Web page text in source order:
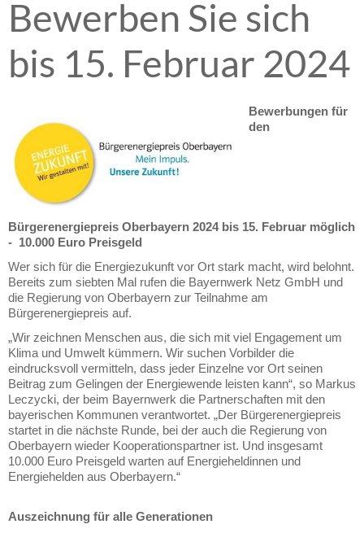
Bewerben Sie sich
bis 15. Februar 2024
Bewerbungen für
den
Bürgerenergiepreis Oberbayern 2024 bis 15. Februar möglich
- 10.000 Euro Preisgeld
Wer sich für die Energiezukunft vor Ort stark macht, wird belohnt.
Bereits zum siebten Mal rufen die Bayernwerk Netz GmbH und
die Regierung von Oberbayern zur Teilnahme am
Bürgerenergiepreis auf.
„Wir zeichnen Menschen aus, die sich mit viel Engagement um
Klima und Umwelt kümmern. Wir suchen Vorbilder die
eindrucksvoll vermitteln, dass jeder Einzelne vor Ort seinen
Beitrag zum Gelingen der Energiewende leisten kann“, so Markus
Leczycki, der beim Bayernwerk die Partnerschaften mit den
bayerischen Kommunen verantwortet. „Der Bürgerenergiepreis
startet in die nächste Runde, bei der auch die Regierung von
Oberbayern wieder Kooperationspartner ist. Und insgesamt
10.000 Euro Preisgeld warten auf Energieheldinnen und
Energiehelden aus Oberbayern.“
Auszeichnung für alle Generationen